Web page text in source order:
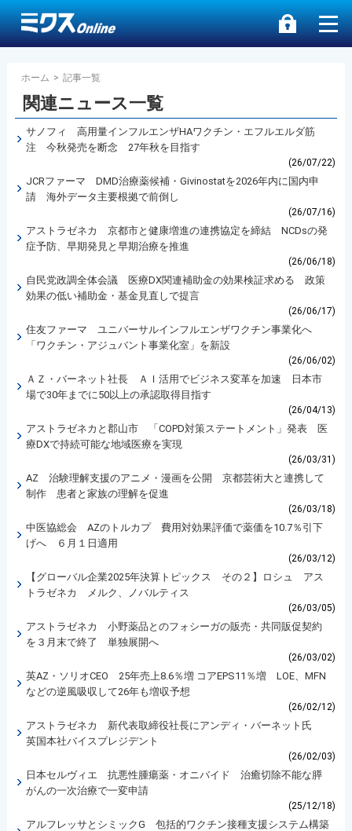
ホーム > 記事一覧
関連ニュース一覧
サノフィ 高用量インフルエンザHAワクチン・エフルエルダ筋
注 今秋発売を断念 27年秋を目指す
(26/07/22)
JCRファーマ DMD治療薬候補・Givinostatを2026年内に国内申
請 海外データ主要根拠で前倒し
(26/07/16)
アストラゼネカ 京都市と健康増進の連携協定を締結 NCDsの発
症予防、早期発見と早期治療を推進
(26/06/18)
自民党政調全体会議 医療DX関連補助金の効果検証求める 政策
効果の低い補助金・基金見直しで提言
(26/06/17)
住友ファーマ ユニバーサルインフルエンザワクチン事業化へ
「ワクチン・アジュバント事業化室」を新設
(26/06/02)
ＡＺ・バーネット社長 ＡＩ活用でビジネス変革を加速 日本市
場で30年までに50以上の承認取得目指す
(26/04/13)
アストラゼネカと郡山市 「COPD対策ステートメント」発表 医
療DXで持続可能な地域医療を実現
(26/03/31)
AZ 治験理解支援のアニメ・漫画を公開 京都芸術大と連携して
制作 患者と家族の理解を促進
(26/03/18)
中医協総会 AZのトルカプ 費用対効果評価で薬価を10.7％引下
げへ ６月１日適用
(26/03/12)
【グローバル企業2025年決算トピックス その２】ロシュ アス
トラゼネカ メルク、ノバルティス
(26/03/05)
アストラゼネカ 小野薬品とのフォシーガの販売・共同販促契約
を３月末で終了 単独展開へ
(26/03/02)
英AZ・ソリオCEO 25年売上8.6％増 コアEPS11％増 LOE、MFN
などの逆風吸収して26年も増収予想
(26/02/12)
アストラゼネカ 新代表取締役社長にアンディ・バーネット氏
英国本社バイスプレジデント
(26/02/03)
日本セルヴィエ 抗悪性腫瘍薬・オニバイド 治癒切除不能な膵
がんの一次治療で一変申請
(25/12/18)
アルフレッサとシミックG 包括的ワクチン接種支援システム構築